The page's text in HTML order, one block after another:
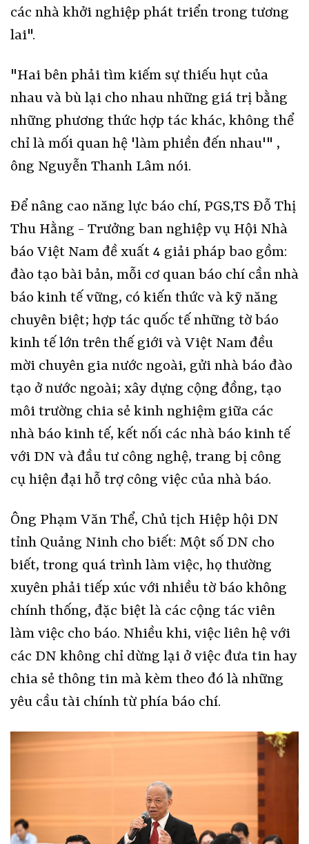
các nhà khởi nghiệp phát triển trong tương
lai".
"Hai bên phải tìm kiếm sự thiếu hụt của
nhau và bù lại cho nhau những giá trị bằng
những phương thức hợp tác khác, không thể
chỉ là mối quan hệ 'làm phiền đến nhau'" ,
ông Nguyễn Thanh Lâm nói.
Để nâng cao năng lực báo chí, PGS,TS Đỗ Thị
Thu Hằng - Trưởng ban nghiệp vụ Hội Nhà
báo Việt Nam đề xuất 4 giải pháp bao gồm:
đào tạo bài bản, mỗi cơ quan báo chí cần nhà
báo kinh tế vững, có kiến thức và kỹ năng
chuyên biệt; hợp tác quốc tế những tờ báo
kinh tế lớn trên thế giới và Việt Nam đều
mời chuyên gia nước ngoài, gửi nhà báo đào
tạo ở nước ngoài; xây dựng cộng đồng, tạo
môi trường chia sẻ kinh nghiệm giữa các
nhà báo kinh tế, kết nối các nhà báo kinh tế
với DN và đầu tư công nghệ, trang bị công
cụ hiện đại hỗ trợ công việc của nhà báo.
Ông Phạm Văn Thể, Chủ tịch Hiệp hội DN
tỉnh Quảng Ninh cho biết: Một số DN cho
biết, trong quá trình làm việc, họ thường
xuyên phải tiếp xúc với nhiều tờ báo không
chính thống, đặc biệt là các cộng tác viên
làm việc cho báo. Nhiều khi, việc liên hệ với
các DN không chỉ dừng lại ở việc đưa tin hay
chia sẻ thông tin mà kèm theo đó là những
yêu cầu tài chính từ phía báo chí.